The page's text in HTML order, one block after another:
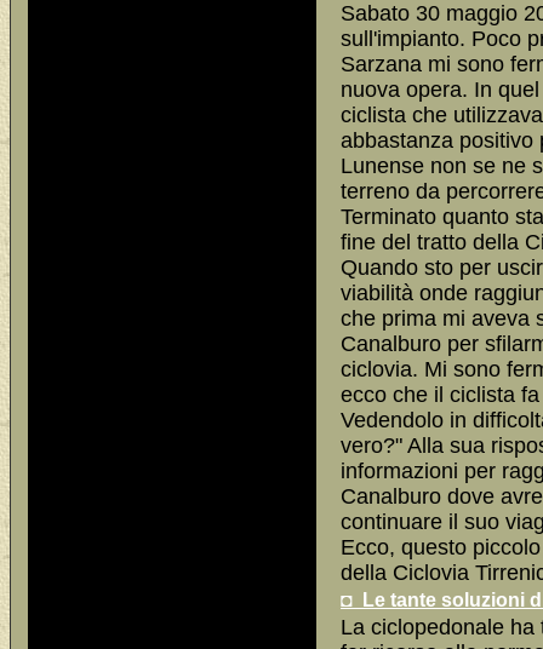
Sabato 30 maggio
sull'impianto. Poco
Sarzana mi sono
nuova opera. In
ciclista che
abbastanza positivo
Lunense non se ne
terreno da
Terminato quanto
fine del tratto della
Quando sto per
viabilità onde
che prima mi aveva
Canalburo per
ciclovia. Mi sono
ecco che il ciclista
Vedendolo in
vero?" Alla sua
informazioni per
Canalburo dove
continuare il suo
Ecco, questo
della Ciclovia
◘ Le tante soluzioni
La ciclopedonale